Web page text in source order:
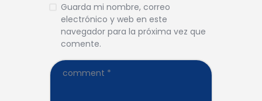
Guarda mi nombre, correo
electrónico y web en este
navegador para la próxima vez que
comente.